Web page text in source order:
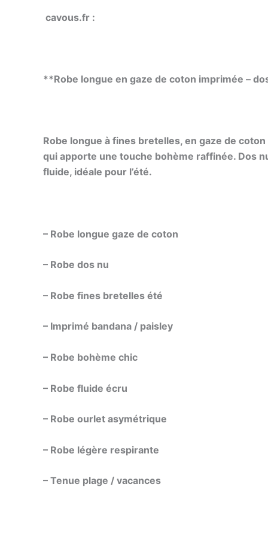
cavous.fr :
**Robe longue en gaze de coton imprimée –
Robe longue à fines bretelles, en gaze de
qui apporte une touche bohème raffinée. Dos
fluide, idéale pour l’été.
– Robe longue gaze de coton
– Robe dos nu
– Robe fines bretelles été
– Imprimé bandana / paisley
– Robe bohème chic
– Robe fluide écru
– Robe ourlet asymétrique
– Robe légère respirante
– Tenue plage / vacances